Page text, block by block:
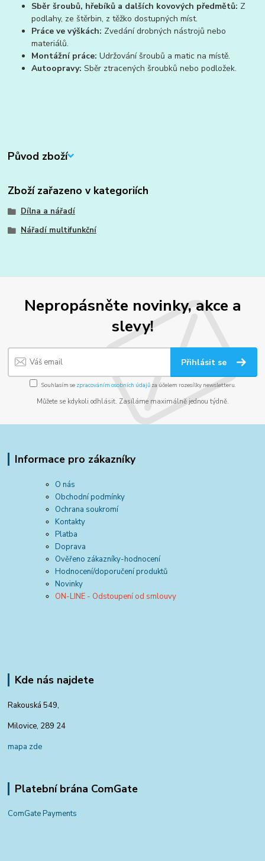
Sběr šroubů, hřebíků a dalších kovových předmětů: Z
podlahy, ze štěrbin, z těžko dostupných míst.
Práce ve výškách: Zvedání drobných nástrojů nebo
materiálů.
Montážní práce: Udržování šroubů a matic na místě.
Autoopravy: Sběr ztracených šroubků nebo podložek.
Původ zboží
Zboží zařazeno v kategoriích
Dílna a nářadí
Nářadí multifunkční
Nepropásněte novinky, akce a
slevy!
Přihlásit se
Souhlasím se zpracováním osobních údajůza účelem rozesílky newsletteru.
Můžete se kdykoli odhlásit. Zasíláme maximálně jednou týdně.
Informace pro zákazníky
O nás
Obchodní podmínky
Ochrana soukromí
Kontakty
Platba
Doprava
Ověřeno zákazníky-hodnocení
Hodnocení/doporučení produktů
Novinky
ON-LINE - Odstoupení od smlouvy
Kde nás najdete
Rakouská 549,
Milovice, 289 24
mapa zde
Platební brána ComGate
ComGate Payments